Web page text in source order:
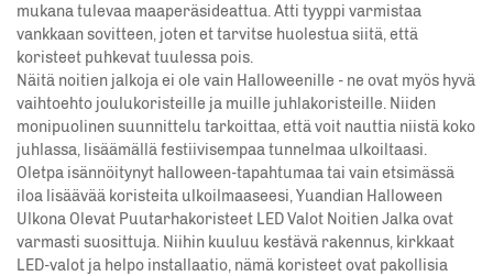
mukana tulevaa maaperäsideattua. Atti tyyppi varmistaa
vankkaan sovitteen, joten et tarvitse huolestua siitä, että
koristeet puhkevat tuulessa pois.
Näitä noitien jalkoja ei ole vain Halloweenille - ne ovat myös hyvä
vaihtoehto joulukoristeille ja muille juhlakoristeille. Niiden
monipuolinen suunnittelu tarkoittaa, että voit nauttia niistä koko
juhlassa, lisäämällä festiivisempaa tunnelmaa ulkoiltaasi.
Oletpa isännöitynyt halloween-tapahtumaa tai vain etsimässä
iloa lisäävää koristeita ulkoilmaaseesi, Yuandian Halloween
Ulkona Olevat Puutarhakoristeet LED Valot Noitien Jalka ovat
varmasti suosittuja. Niihin kuuluu kestävä rakennus, kirkkaat
LED-valot ja helpo installaatio, nämä koristeet ovat pakollisia